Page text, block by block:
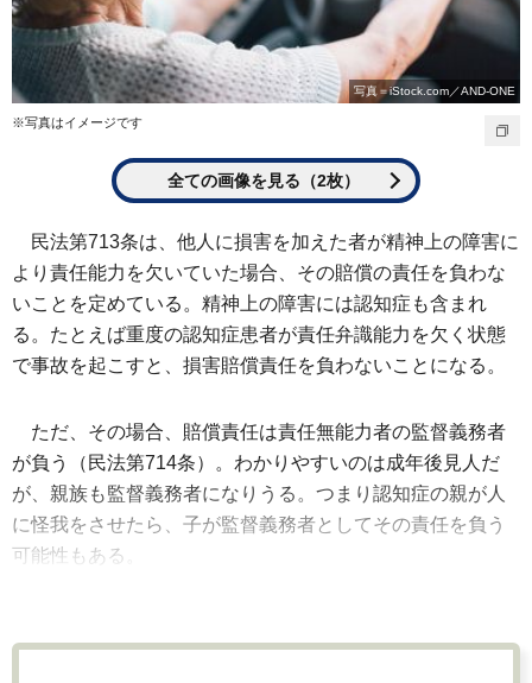
写真＝iStock.com／AND-ONE
※写真はイメージです
全ての画像を見る（2枚）
民法第713条は、他人に損害を加えた者が精神上の障害に
より責任能力を欠いていた場合、その賠償の責任を負わな
いことを定めている。精神上の障害には認知症も含まれ
る。たとえば重度の認知症患者が責任弁識能力を欠く状態
で事故を起こすと、損害賠償責任を負わないことになる。
ただ、その場合、賠償責任は責任無能力者の監督義務者
が負う（民法第714条）。わかりやすいのは成年後見人だ
が、親族も監督義務者になりうる。つまり認知症の親が人
に怪我をさせたら、子が監督義務者としてその責任を負う
可能性もある。